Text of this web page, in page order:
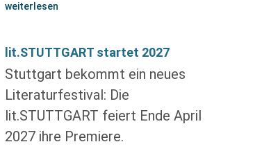
weiterlesen
lit.STUTTGART startet 2027
Stuttgart bekommt ein neues
Literaturfestival: Die
lit.STUTTGART feiert Ende April
2027 ihre Premiere.